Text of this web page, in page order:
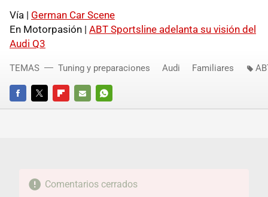
Vía | German Car Scene
En Motorpasión | ABT Sportsline adelanta su visión del
Audi Q3
FACEBOOKTWITTERFLIPBOARD
E-
WHATSAPP
TEMAS Tuning y preparaciones Audi Familiares
Comentarios cerrados